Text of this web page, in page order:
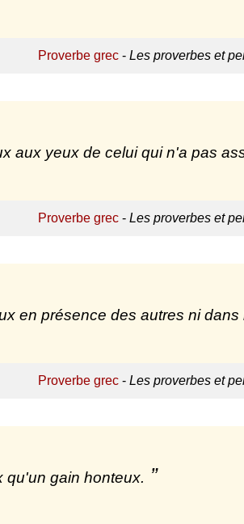
Proverbe grec- Les proverbes et
aux yeux de celui qui n'a pas
Proverbe grec- Les proverbes et
en présence des autres ni dans
Proverbe grec- Les proverbes et
qu'un gain honteux.